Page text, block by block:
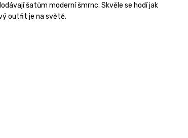
šatům moderní šmrnc. Skvěle se hodí jak
outfit je na světě.